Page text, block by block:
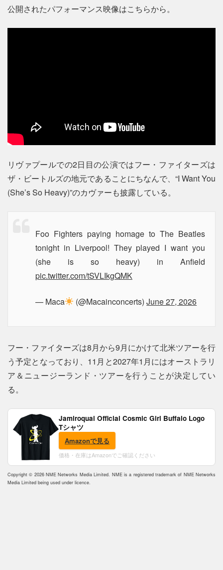
公開されたパフォーマンス映像はこちらから。
リヴァプールでの2日目の公演ではフー・ファイターズは
ザ・ビートルズの地元であることにちなんで、“I Want You
(She’s So Heavy)”のカヴァーも披露している。
Foo Fighters paying homage to The Beatles
tonight in Liverpool! They played I want you
(she is so heavy) in Anfield
pic.twitter.com/tSVLIkgQMK
— Maca (@Macainconcerts)June 27, 2026
フー・ファイターズは8月から9月にかけて北米ツアーを行
う予定となっており、11月と2027年1月にはオーストラリ
ア＆ニュージーランド・ツアーを行うことが決定してい
る。
Jamiroquai Official Cosmic Girl Buffalo Logo
Tシャツ
Amazonで見る
価格・在庫はAmazonでご確認ください
Copyright © 2026 NME Networks Media Limited. NME is a registered trademark of NME Networks
Media Limited being used under licence.